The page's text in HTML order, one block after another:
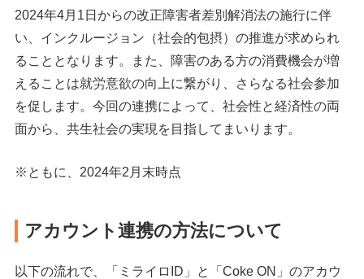
2024年4月1日からの改正障害者差別解消法の施行に伴
い、インクルージョン（社会的包摂）の推進が求められ
ることとなります。また、障害のある方の消費機会が増
えることは就労意欲の向上に繋がり、さらなる社会参加
を促します。今回の連携によって、社会性と経済性の両
面から、共生社会の実現を目指してまいります。
※ともに、2024年2月末時点
アカウント連携の方法について
以下の流れで、「ミライロID」と「Coke ON」のアカウ